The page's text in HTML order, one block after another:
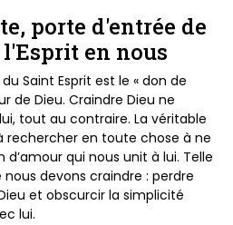
en nous
Saint Esprit est le « don de
de Dieu. Craindre Dieu ne
tout au contraire. La véritable
rechercher en toute chose à ne
d’amour qui nous unit à lui. Telle
nous devons craindre : perdre
et obscurcir la simplicité
lui.